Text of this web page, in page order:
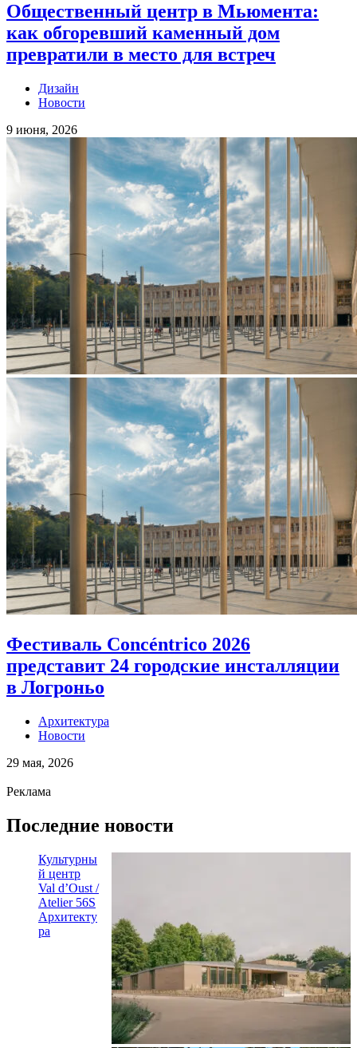
Общественный центр в Мьюмента:
как обгоревший каменный дом
превратили в место для встреч
Дизайн
Новости
9 июня, 2026
Фестиваль Concéntrico 2026
представит 24 городские инсталляции
в Логроньо
Архитектура
Новости
29 мая, 2026
Реклама
Последние новости
Культурны
й центр
Val d’Oust /
Atelier 56S
Архитекту
ра